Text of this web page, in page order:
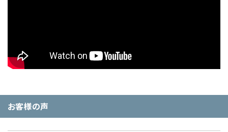
お客様の声